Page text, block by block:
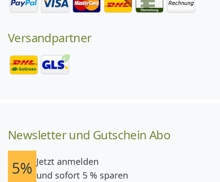
Versandpartner
Newsletter und Gutschein Abo
5% Jetzt anmelden
und sofort 5 % sparen